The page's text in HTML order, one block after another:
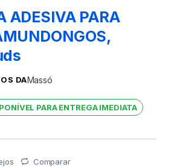
ADESIVA PARA
DAMassó
PARA ENTREGA IMEDIATA
Comparar